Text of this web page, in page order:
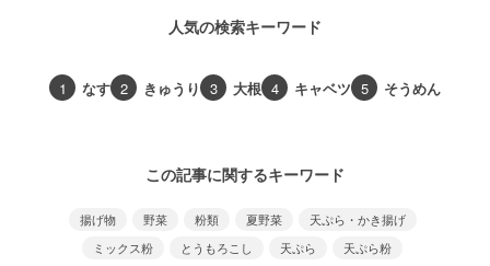
人気の検索キーワード
1 なす 2 きゅうり 3 大根 4 キャベツ 5 そうめん
この記事に関するキーワード
揚げ物 野菜 粉類 夏野菜
天ぷら・かき揚げ
ミックス粉
とうもろこし 天ぷら 天ぷら粉